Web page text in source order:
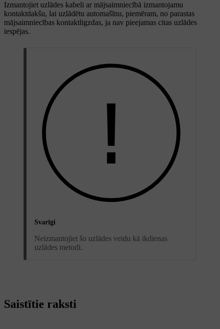
Izmantojiet uzlādes kabeli ar mājsaimniecībā izmantojamu
kontaktdakšu, lai uzlādētu automašīnu, piemēram, no parastas
mājsaimniecības kontaktligzdas, ja nav pieejamas citas uzlādes
iespējas.
Svarīgi
Neizmantojiet šo uzlādes veidu kā ikdienas
uzlādes metodi.
Saistītie raksti